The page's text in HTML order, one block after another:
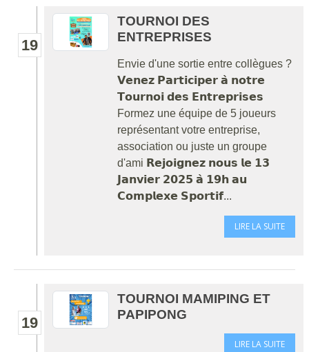
19
TOURNOI DES
ENTREPRISES
Envie d'une sortie entre collègues ?
𝗩𝗲𝗻𝗲𝘇 𝗣𝗮𝗿𝘁𝗶𝗰𝗶𝗽𝗲𝗿 𝗮̀ 𝗻𝗼𝘁𝗿𝗲
𝗧𝗼𝘂𝗿𝗻𝗼𝗶 𝗱𝗲𝘀 𝗘𝗻𝘁𝗿𝗲𝗽𝗿𝗶𝘀𝗲𝘀
Formez une équipe de 5 joueurs
représentant votre entreprise,
association ou juste un groupe
d'ami 𝗥𝗲𝗷𝗼𝗶𝗴𝗻𝗲𝘇 𝗻𝗼𝘂𝘀 𝗹𝗲 𝟭𝟯
𝗝𝗮𝗻𝘃𝗶𝗲𝗿 𝟮𝟬𝟮𝟱 𝗮̀ 𝟭𝟵𝗵 𝗮𝘂
𝗖𝗼𝗺𝗽𝗹𝗲𝘅𝗲 𝗦𝗽𝗼𝗿𝘁𝗶𝗳...
LIRE LA SUITE
19
TOURNOI MAMIPING ET
PAPIPONG
LIRE LA SUITE